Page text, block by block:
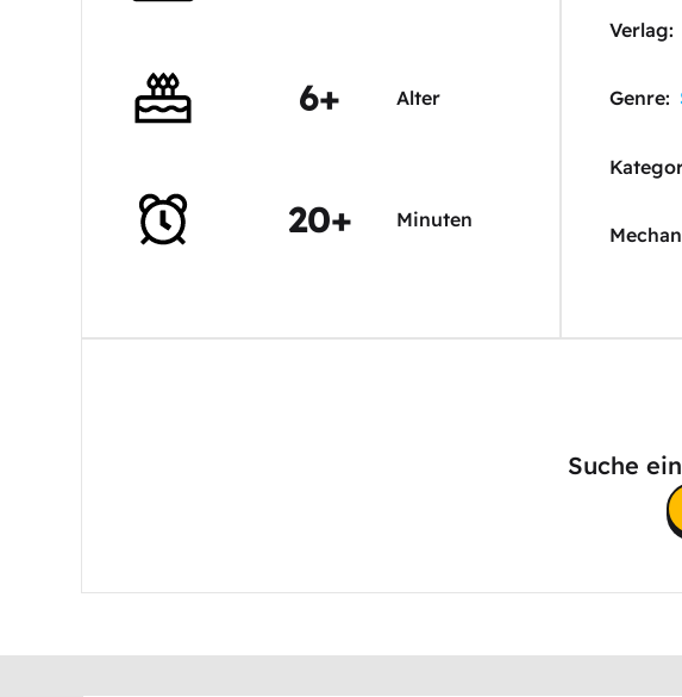
6+ Alter
20+ Minuten
Verlag:
Genre:
Suche